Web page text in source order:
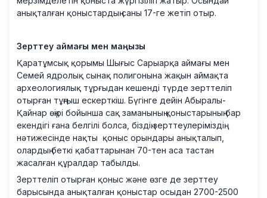
анықталған қоныстардың саны 17-ге жетіп отыр.
Зерттеу аймағы мен маңызы
Қаратұмсық қорымы Шығыс Сарыарқа аймағы мен
Семей ядролық сынақ полигонына жақын аймақта
археологиялық тұрғыдан кешенді түрде зерттеліп
отырған тұңғыш ескерткіш. Бүгінге дейін Абыралы-
Қайнар өңірі бойынша сақ заманының қоныстарының бар
екендігі ғана белгілі болса, біздің зерттеулеріміздің
нәтижесінде нақты қоныс орындары анықталып,
олардың беткі қабаттарынан 70-тен аса тастан
жасалған құралдар табылды.
Зерттеліп отырған қоныс және өзге де зерттеу
барысында анықталған қоныстар осыдан 2700-2500